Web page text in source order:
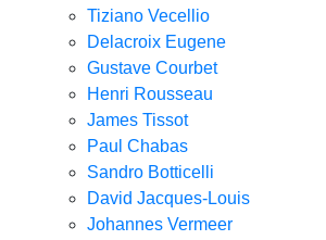
Tiziano Vecellio
Delacroix Eugene
Gustave Courbet
Henri Rousseau
James Tissot
Paul Chabas
Sandro Botticelli
David Jacques-Louis
Johannes Vermeer